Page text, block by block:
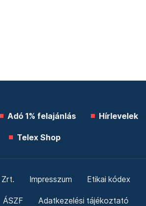
Adó 1% felajánlás Hírlevelek
Telex Shop
Impresszum Etikai kódex
ÁSZF Adatkezelési tájékoztató